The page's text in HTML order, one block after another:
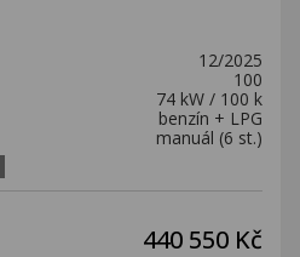
12/2025
100
74 kW / 100 k
benzín + LPG
manuál (6 st.)
440 550 Kč